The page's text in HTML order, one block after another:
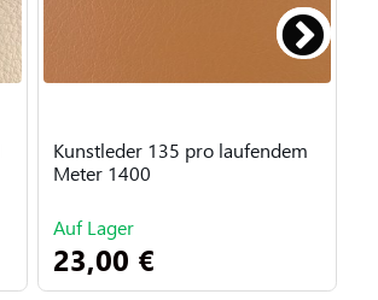
Kunstleder 135 pro laufendem
Meter 1400
Auf Lager
23,00 €